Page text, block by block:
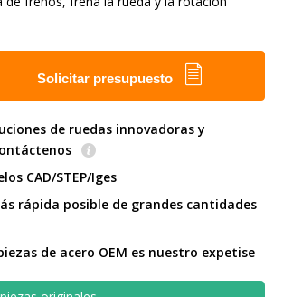
Solicitar presupuesto
de ruedas innovadoras y
CAD/STEP/Iges
rápida posible de grandes cantidades
de acero OEM es nuestro expetise